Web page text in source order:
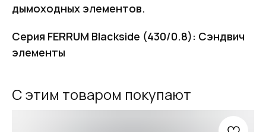
дымоходных элементов.
Серия FERRUM Blackside (430/0.8): Сэндвич
элементы
С этим товаром покупают